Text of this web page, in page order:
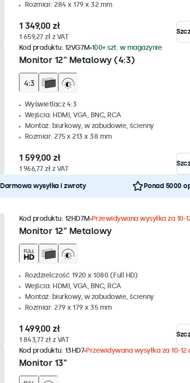
Rozmiar: 284 x 179 x 32 mm
1 349,00 zł
1 659,27 zł z VAT
Monitor 12" Metalowy (4:3)
Kod produktu: 12VG7M 100+ szt. w magazynie
Wyświetlacz 4:3
Wejścia: HDMI, VGA, BNC, RCA
Montaż: biurkowy, w zabudowie, ścienny
Rozmiar: 275 x 213 x 38 mm
1 599,00 zł
1 966,77 zł z VAT
Darmowa wysyłka i zwroty Ponad 5000
Monitor 12" Metalowy
Kod produktu: 12HD7M Przewidywana wysyłka za 10-
Rozdzielczość 1920 x 1080 (Full HD)
Wejścia: HDMI, VGA, BNC, RCA
Montaż: biurkowy, w zabudowie, ścienny
Rozmiar: 279 x 179 x 35 mm
1 499,00 zł
1 843,77 zł z VAT
Monitor 13"
Kod produktu: 13HD7 Przewidywana wysyłka za 10-12